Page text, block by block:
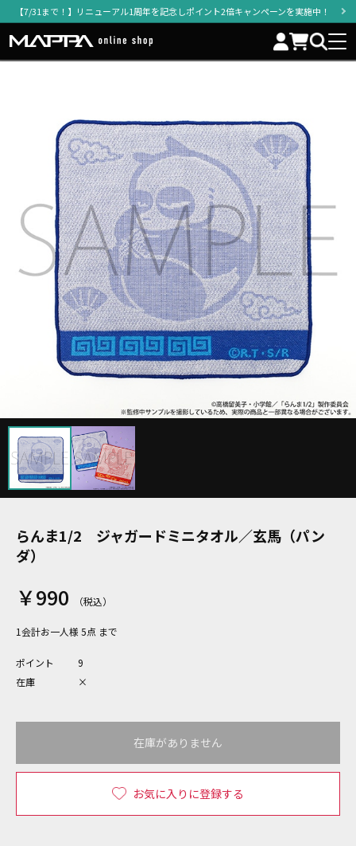
【7/31まで！】リニューアル1周年を記念しポイント2倍キャンペーンを実施中！
らんま1/2 ジャガードミニタオル／玄馬（パン
ダ）
￥990
1会計お一人様 5点 まで
ポイント
9
在庫
×
お気に入りに登録する
在庫がありません